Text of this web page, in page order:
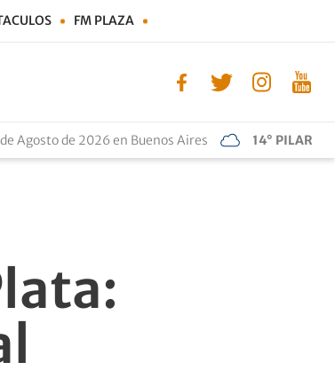
FM PLAZA
Agosto de 2026 en Buenos Aires 14° PILAR